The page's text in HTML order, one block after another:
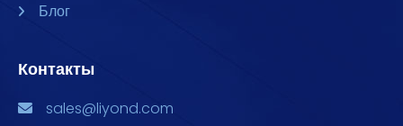
Блог
Контакты
sales@liyond.com